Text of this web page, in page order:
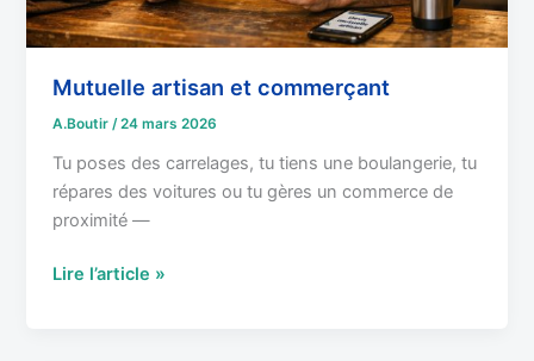
Mutuelle artisan et commerçant
A.Boutir /24 mars 2026
Tu poses des carrelages, tu tiens une boulangerie, tu
répares des voitures ou tu gères un commerce de
proximité —
Lire l’article »